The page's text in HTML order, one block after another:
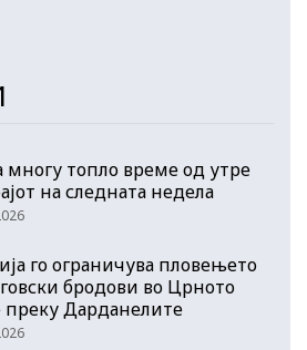
многу топло време од утре
на следната недела
го ограничува пловењето
бродови во Црното
Дарданелите